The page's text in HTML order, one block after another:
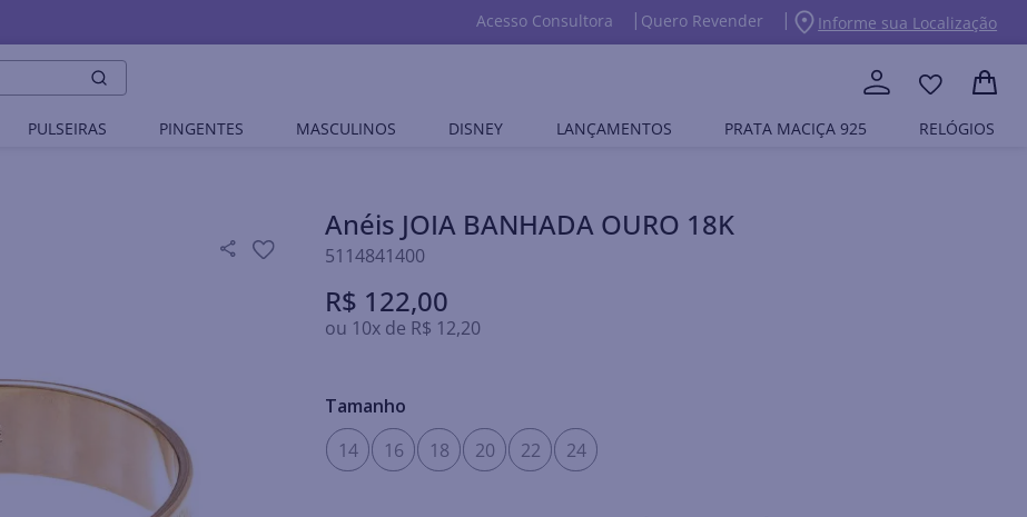
Acesso Consultora Quero Revender Informe sua Localização
PULSEIRAS PINGENTES MASCULINOS DISNEY LANÇAMENTOS PRATA MACIÇA 925 RELÓGIOS
Anéis JOIA BANHADA OURO 18K
5114841400
R$ 122,00
ou 10x de R$ 12,20
Tamanho
14
16 18 20 22 24